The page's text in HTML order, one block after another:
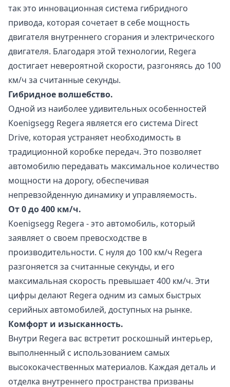
так это инновационная система гибридного
привода, которая сочетает в себе мощность
двигателя внутреннего сгорания и электрического
двигателя. Благодаря этой технологии, Regera
достигает невероятной скорости, разгоняясь до 100
км/ч за считанные секунды.
Гибридное волшебство.
Одной из наиболее удивительных особенностей
Koenigsegg Regera является его система Direct
Drive, которая устраняет необходимость в
традиционной коробке передач. Это позволяет
автомобилю передавать максимальное количество
мощности на дорогу, обеспечивая
непревзойденную динамику и управляемость.
От 0 до 400 км/ч.
Koenigsegg Regera - это автомобиль, который
заявляет о своем превосходстве в
производительности. С нуля до 100 км/ч Regera
разгоняется за считанные секунды, и его
максимальная скорость превышает 400 км/ч. Эти
цифры делают Regera одним из самых быстрых
серийных автомобилей, доступных на рынке.
Комфорт и изысканность.
Внутри Regera вас встретит роскошный интерьер,
выполненный с использованием самых
высококачественных материалов. Каждая деталь и
отделка внутреннего пространства призваны